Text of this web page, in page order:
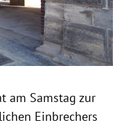
am Samstag zur
Einbrechers